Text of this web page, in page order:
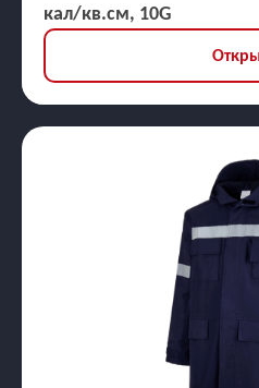
кал/кв.см, 10G